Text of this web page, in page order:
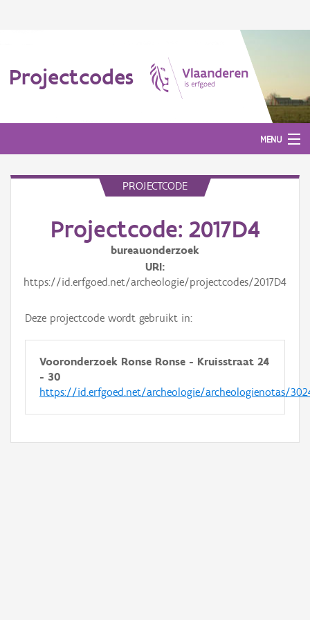
Projectcodes
MENU
PROJECTCODE
Projectcode: 2017D4
bureauonderzoek
URI
https://id.erfgoed.net/archeologie/projectcodes/2017D4
Deze projectcode wordt gebruikt in:
Vooronderzoek Ronse Ronse - Kruisstraat 24
- 30
https://id.erfgoed.net/archeologie/archeologienotas/